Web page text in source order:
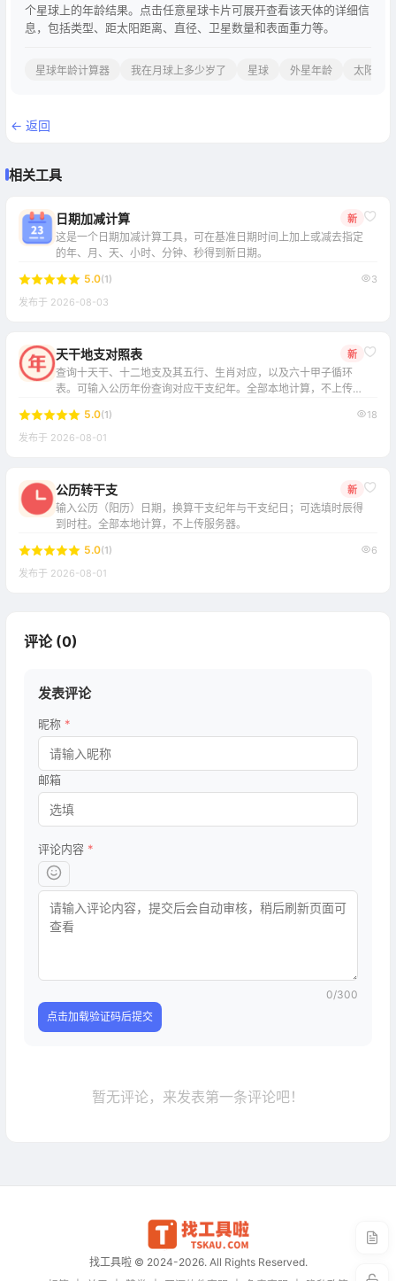
个星球上的年龄结果。点击任意星球卡片可展开查看该天体的详细信
息，包括类型、距太阳距离、直径、卫星数量和表面重力等。
星球年龄计算器 我在月球上多少岁了 星球 外星年龄 太阳系
← 返回
相关工具
日期加减计算 新
这是一个日期加减计算工具，可在基准日期时间上加上或减去指定
的年、月、天、小时、分钟、秒得到新日期。
5.0(1)
3
发布于 2026-08-03
天干地支对照表 新
查询十天干、十二地支及其五行、生肖对应，以及六十甲子循环
表。可输入公历年份查询对应干支纪年。全部本地计算，不上传服
5.0(1)
18
发布于 2026-08-01
公历转干支 新
输入公历（阳历）日期，换算干支纪年与干支纪日；可选填时辰得
到时柱。全部本地计算，不上传服务器。
5.0(1)
6
发布于 2026-08-01
评论 (0)
发表评论
昵称 *
邮箱
评论内容 *
0/300
点击加载验证码后提交
暂无评论，来发表第一条评论吧！
找工具啦 © 2024-2026. All Rights Reserved.
复制地址 关闭